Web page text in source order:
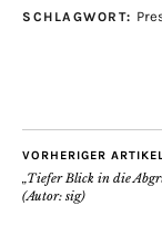
SCHLAGWORT:
VORHERIGER
„Tiefer Blick in die
(Autor: sig)